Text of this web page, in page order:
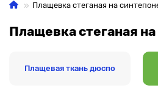
Плащевка стеганая на
Плащевка стеганая
Плащевая ткань дюспо